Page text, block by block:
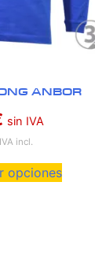
ANBOR
sin IVA
IVA incl.
opciones